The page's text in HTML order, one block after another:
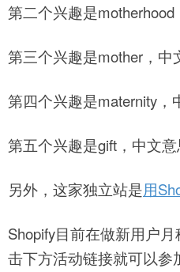
第二个兴趣是motherhood
第三个兴趣是mother，中
第四个兴趣是maternity，
第五个兴趣是gift，中文意
另外，这家独立站是用
Shopify目前在做新用户
击下方活动链接就可以参